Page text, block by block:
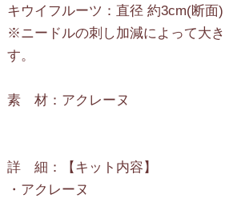
キウイフルーツ：直径 約3cm(断面)
※ニードルの刺し加減によって大
す。
素 材：アクレーヌ
詳 細：【キット内容】
・アクレーヌ